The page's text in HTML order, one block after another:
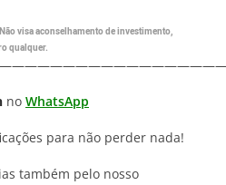
visa aconselhamento de investimento,
qualquer.
no WhatsApp
para não perder nada!
também pelo nosso